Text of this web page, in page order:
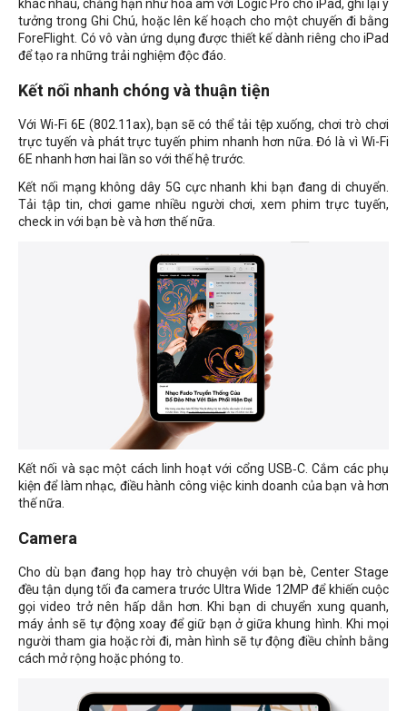
khác nhau, chẳng hạn như hòa âm với Logic Pro cho iPad, ghi lại ý
tưởng trong Ghi Chú, hoặc lên kế hoạch cho một chuyến đi bằng
ForeFlight. Có vô vàn ứng dụng được thiết kế dành riêng cho iPad
để tạo ra những trải nghiệm độc đáo.
Kết nối nhanh chóng và thuận tiện
Với Wi-Fi 6E (802.11ax), bạn sẽ có thể tải tệp xuống, chơi trò chơi
trực tuyến và phát trực tuyến phim nhanh hơn nữa. Đó là vì Wi-Fi
6E nhanh hơn hai lần so với thế hệ trước.
Kết nối mạng không dây 5G cực nhanh khi bạn đang di chuyển.
Tải tập tin, chơi game nhiều người chơi, xem phim trực tuyến,
check in với bạn bè và hơn thế nữa.
Kết nối và sạc một cách linh hoạt với cổng USB‑C. Cắm các phụ
kiện để làm nhạc, điều hành công việc kinh doanh của bạn và hơn
thế nữa.
Camera
Cho dù bạn đang họp hay trò chuyện với bạn bè, Center Stage
đều tận dụng tối đa camera trước Ultra Wide 12MP để khiến cuộc
gọi video trở nên hấp dẫn hơn. Khi bạn di chuyển xung quanh,
máy ảnh sẽ tự động xoay để giữ bạn ở giữa khung hình. Khi mọi
người tham gia hoặc rời đi, màn hình sẽ tự động điều chỉnh bằng
cách mở rộng hoặc phóng to.